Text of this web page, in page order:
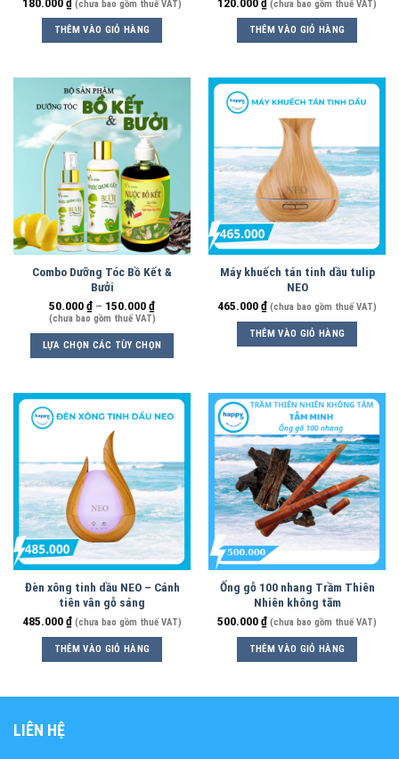
(chưa bao gồm thuế VAT)
THÊM VÀO GIỎ HÀNG
(chưa bao gồm thuế VAT)
THÊM VÀO GIỎ HÀNG
Combo Dưỡng Tóc Bồ Kết &
Bưởi
50.000₫ – 150.000₫
(chưa bao gồm thuế VAT)
LỰA CHỌN CÁC TÙY CHỌN
Máy khuếch tán tinh dầu tulip
NEO
465.000₫ (chưa bao gồm thuế VAT)
THÊM VÀO GIỎ HÀNG
Đèn xông tinh dầu NEO – Cánh
tiên vân gỗ sáng
485.000₫ (chưa bao gồm thuế VAT)
THÊM VÀO GIỎ HÀNG
Ống gỗ 100 nhang Trầm Thiên
Nhiên không tăm
500.000₫ (chưa bao gồm thuế VAT)
THÊM VÀO GIỎ HÀNG
LIÊN HỆ